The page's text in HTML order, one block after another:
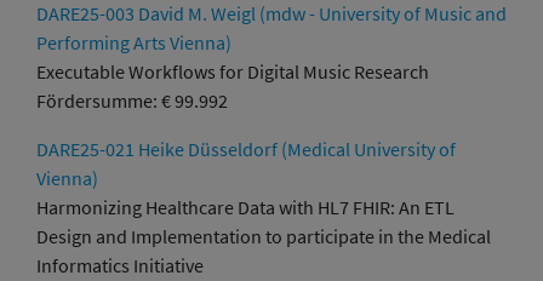
DARE25-003 David M. Weigl (mdw - University of Music and
Performing Arts Vienna)
Executable Workflows for Digital Music Research
Fördersumme: € 99.992
DARE25-021 Heike Düsseldorf (Medical University of
Vienna)
Harmonizing Healthcare Data with HL7 FHIR: An ETL
Design and Implementation to participate in the Medical
Informatics Initiative